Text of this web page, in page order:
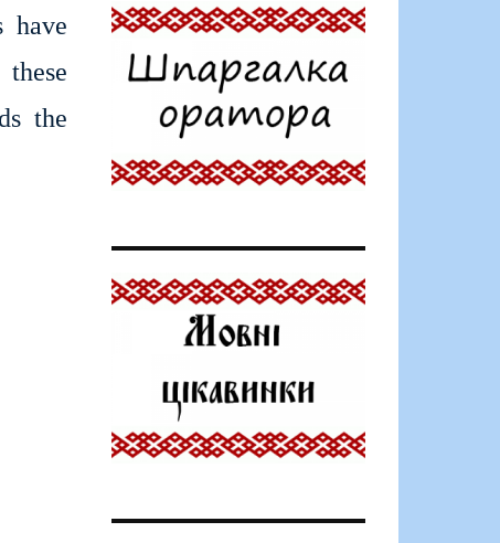
have
the